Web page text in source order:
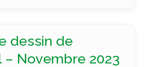
dessin de
– Novembre 2023